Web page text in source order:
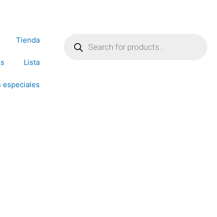
Tienda
Lista
especiales